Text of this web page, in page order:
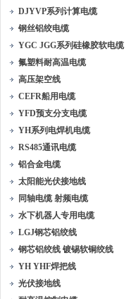
DJYVP系列计算电缆
钢丝铝绞电缆
YGC JGG系列硅橡胶软电缆
氟塑料耐高温电缆
高压架空线
CEFR船用电缆
YFD预支分支电缆
YH系列电焊机电缆
RS485通讯电缆
铝合金电缆
太阳能光伏接地线
同轴电缆 射频电缆
水下机器人专用电缆
LGJ钢芯铝绞线
钢芯铝绞线 镀锡软铜绞线
YH YHF焊把线
光伏接地线